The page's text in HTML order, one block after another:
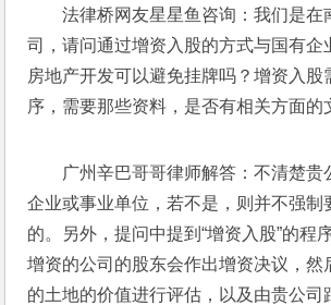
法律桥网友星星鱼咨询：我们是在
司，请问通过增资入股的方式与国有企
房地产开发可以避免挂牌吗？增资入股
序，需要那些资料，是否有相关方面的
广州辛巴哥哥律师解答：不清楚贵
企业或事业单位，若不是，则并不强制
的。另外，提问中提到“增资入股”的程
增资的公司的股东会作出增资决议，然
的土地的价值进行评估，以及由贵公司